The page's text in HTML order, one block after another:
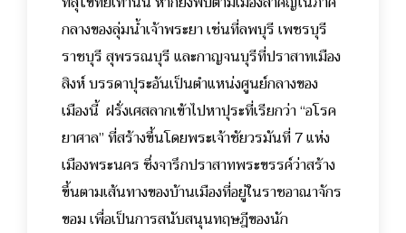
กลางของลุ่มน้ำเจ้าพระยา เช่นที่ลพบุรี เพชรบุรี
ราชบุรี สุพรรณบุรี และกาญจนบุรีที่ปราสาทเมือง
สิงห์ บรรดาปุระอันเป็นตำแหน่งศูนย์กลางของ
เมืองนี้ ฝรั่งเศสลากเข้าไปหาปุระที่เรียกว่า “อโรค
ยาศาล” ที่สร้างขึ้นโดยพระเจ้าชัยวรมันที่ 7 แห่ง
เมืองพระนคร ซึ่งจารึกปราสาทพระขรรค์ว่าสร้าง
ขึ้นตามเส้นทางของบ้านเมืองที่อยู่ในราชอาณาจักร
ขอม เพื่อเป็นการสนับสนุนทฤษฎีของนัก